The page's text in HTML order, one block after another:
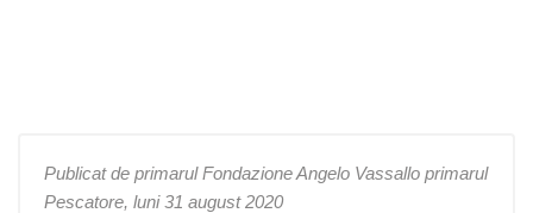
Publicat de primarul Fondazione Angelo Vassallo primarul
Pescatore, luni 31 august 2020